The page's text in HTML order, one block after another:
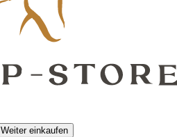
Weiter einkaufen